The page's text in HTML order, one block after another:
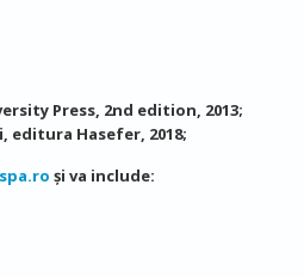
Press, 2nd edition, 2013;
editura Hasefer, 2018;
și va include: